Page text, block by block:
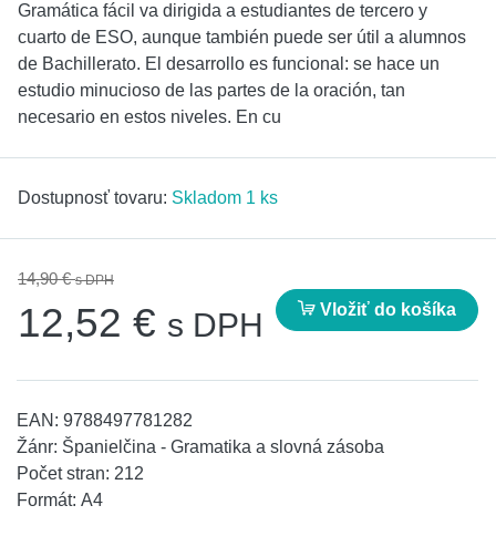
Gramática fácil va dirigida a estudiantes de tercero y
cuarto de ESO, aunque también puede ser útil a alumnos
de Bachillerato. El desarrollo es funcional: se hace un
estudio minucioso de las partes de la oración, tan
necesario en estos niveles. En cu
Dostupnosť tovaru: Skladom 1 ks
14,90 €s DPH
12,52 € s DPH Vložiť do košíka
EAN: 9788497781282
Žánr: Španielčina - Gramatika a slovná zásoba
Počet stran: 212
Formát: A4